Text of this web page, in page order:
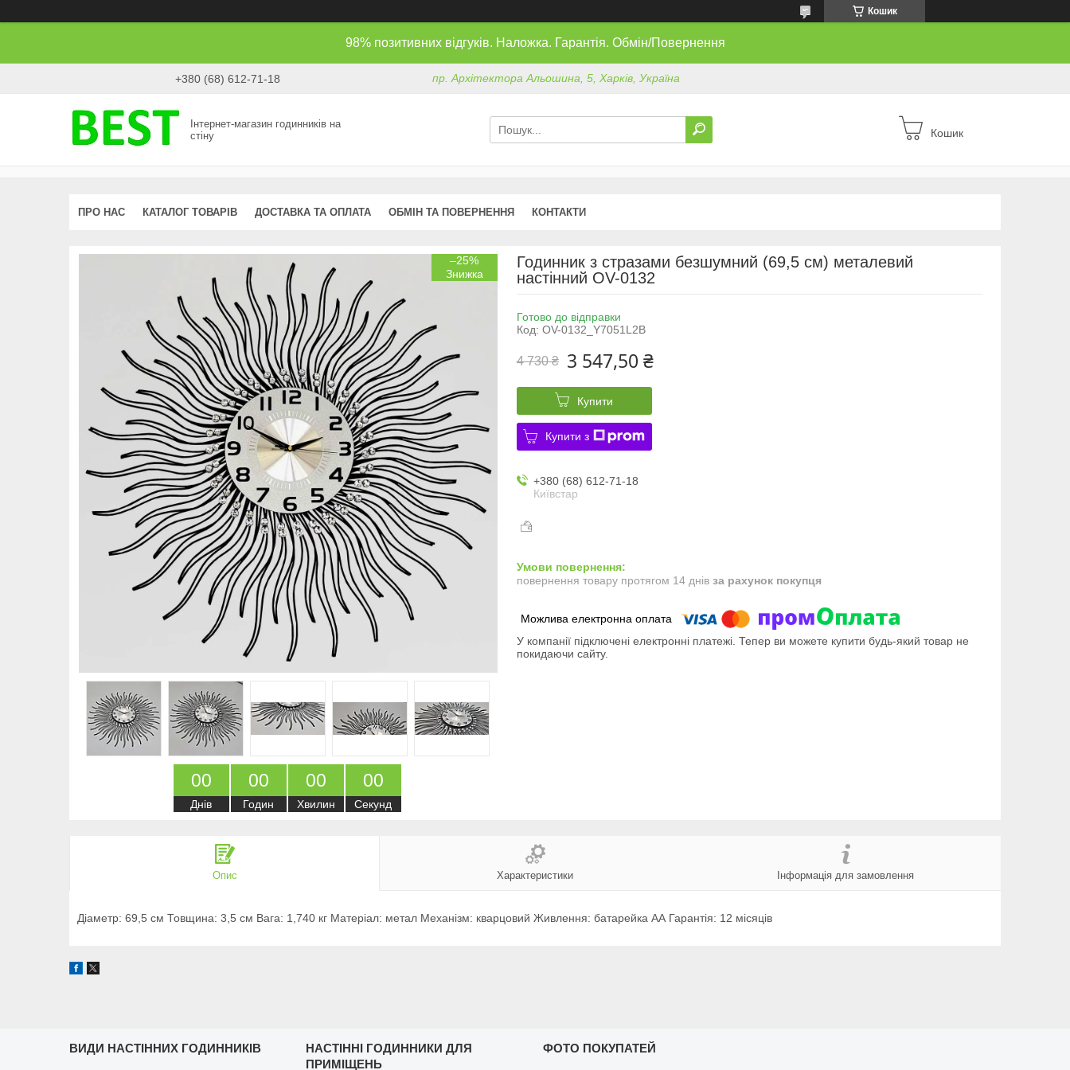
Кошик
98% позитивних відгуків. Наложка. Гарантія. Обмін/Повернення
+380 (68) 612-71-18 пр. Архітектора Альошина, 5, Харків, Україна
Інтернет-магазин годинників на
стіну
Кошик
ПРО НАС КАТАЛОГ ТОВАРІВ ДОСТАВКА ТА ОПЛАТА ОБМІН ТА ПОВЕРНЕННЯ КОНТАКТИ
–25%
00
Днів
00
Годин
00
Хвилин
00
Секунд
Годинник з стразами безшумний (69,5 см) металевий
настінний OV-0132
Готово до відправки
Код: OV-0132_Y7051L2B
4 730 ₴ 3 547,50 ₴
Купити
Купити з
+380 (68) 612-71-18
Київстар
повернення товару протягом 14 днів за рахунок покупця
У компанії підключені електронні платежі. Тепер ви можете купити будь-який товар не
покидаючи сайту.
Опис Характеристики Інформація для замовлення
Діаметр: 69,5 см Товщина: 3,5 см Вага: 1,740 кг Матеріал: метал Механізм: кварцовий Живлення: батарейка АА Гарантія: 12 місяців
ВИДИ НАСТІННИХ ГОДИННИКІВ
НАСТІННІ ГОДИННИКИ ДЛЯ
ПРИМІЩЕНЬ
ФОТО ПОКУПАТЕЙ